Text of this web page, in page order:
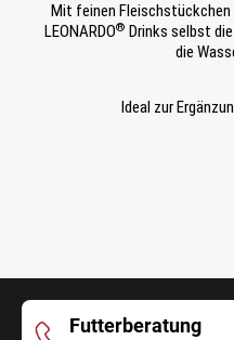
Mit feinen Fleischstückchen
LEONARDO® Drinks selbst
die
Ideal zur
Futterberatung